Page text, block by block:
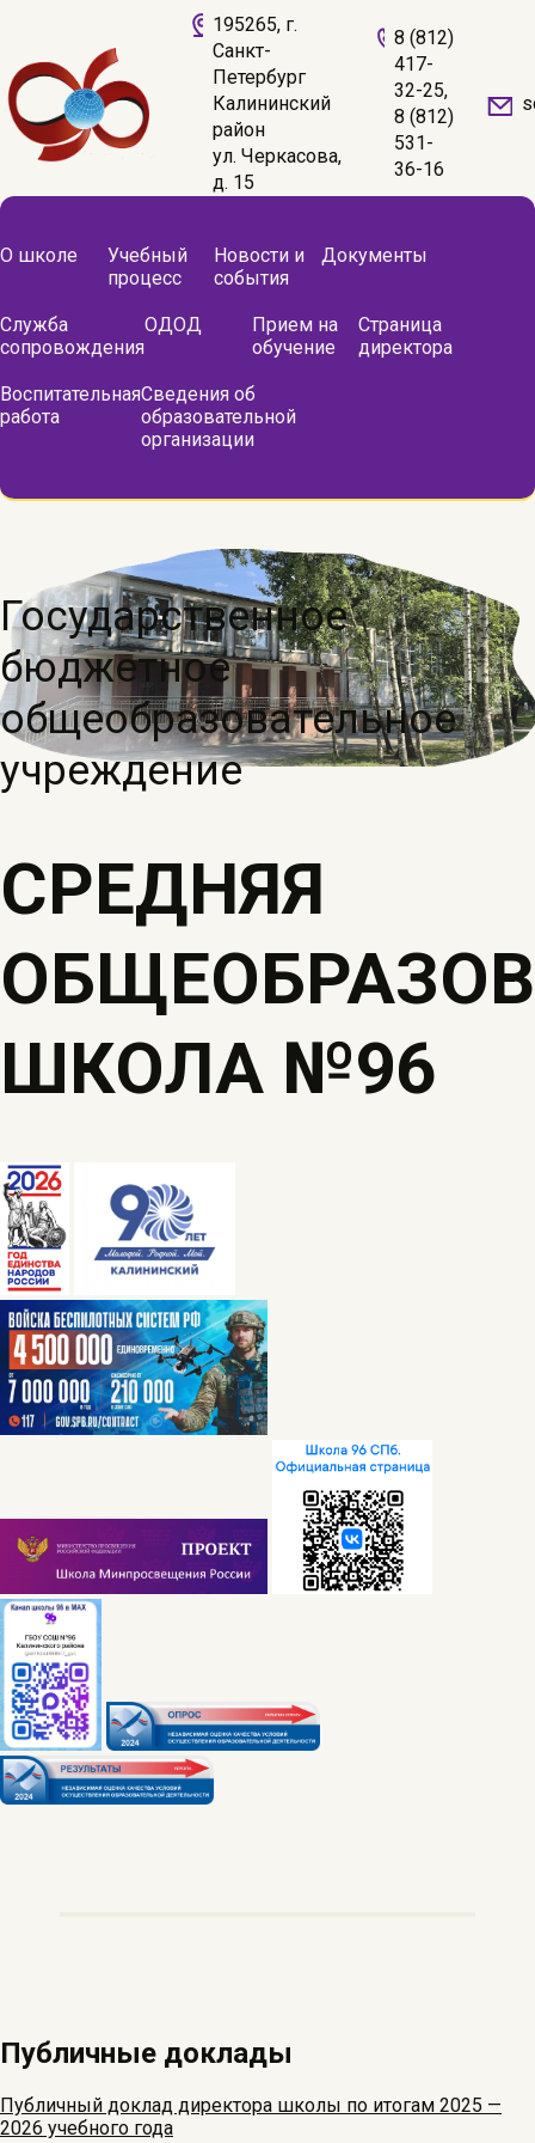
195265, г.
Санкт-
Петербург
Калининский
район
ул. Черкасова,
д. 15
8 (812)
417-
32-25,
8 (812)
531-
36-16
О школе
Учебный
процесс
Новости и
события
Документы
Служба
сопровождения
ОДОД
Прием на
обучение
Страница
директора
Воспитательная
работа
Сведения об
образовательной
организации
Государственное
бюджетное
общеобразовательное
учреждение
СРЕДНЯЯ
ШКОЛА №96
Публичные доклады
Публичный доклад директора школы по итогам 2025 —
2026 учебного года